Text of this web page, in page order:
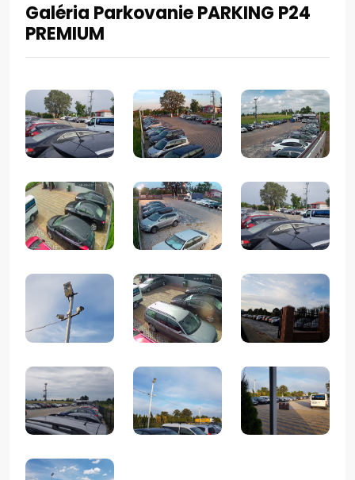
Galéria Parkovanie PARKING P24
PREMIUM